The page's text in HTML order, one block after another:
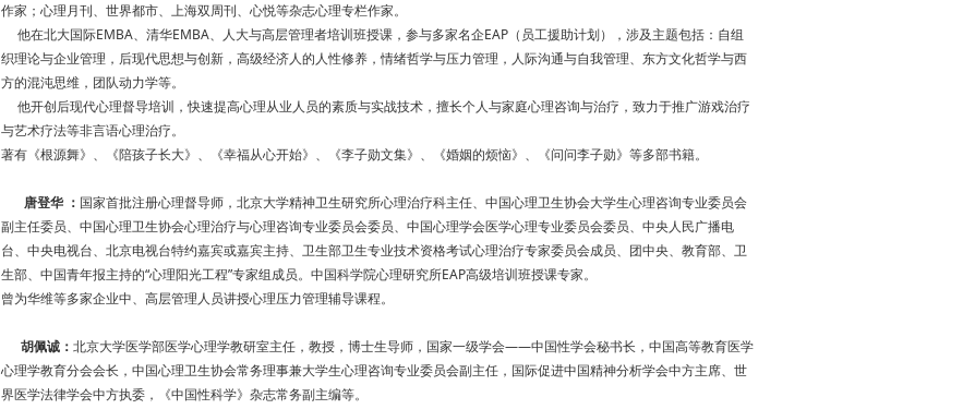
作家；心理月刊、世界都市、上海双周刊、心悦等杂志心理专栏作家。
他在北大国际EMBA、清华EMBA、人大与高层管理者培训班授课，参与多家名企EAP（员工援助计划），涉及主题包括：自组
织理论与企业管理，后现代思想与创新，高级经济人的人性修养，情绪哲学与压力管理，人际沟通与自我管理、东方文化哲学与西
方的混沌思维，团队动力学等。
他开创后现代心理督导培训，快速提高心理从业人员的素质与实战技术，擅长个人与家庭心理咨询与治疗，致力于推广游戏治疗
与艺术疗法等非言语心理治疗。
著有《根源舞》、《陪孩子长大》、《幸福从心开始》、《李子勋文集》、《婚姻的烦恼》、《问问李子勋》等多部书籍。
唐登华 ： 国家首批注册心理督导师，北京大学精神卫生研究所心理治疗科主任、中国心理卫生协会大学生心理咨询专业委员会
副主任委员、中国心理卫生协会心理治疗与心理咨询专业委员会委员、中国心理学会医学心理专业委员会委员、中央人民广播电
台、中央电视台、北京电视台特约嘉宾或嘉宾主持、卫生部卫生专业技术资格考试心理治疗专家委员会成员、团中央、教育部、卫
生部、中国青年报主持的“心理阳光工程”专家组成员。中国科学院心理研究所EAP高级培训班授课专家。
曾为华维等多家企业中、高层管理人员讲授心理压力管理辅导课程。
胡佩诚： 北京大学医学部医学心理学教研室主任，教授，博士生导师，国家一级学会——中国性学会秘书长，中国高等教育医学
心理学教育分会会长，中国心理卫生协会常务理事兼大学生心理咨询专业委员会副主任，国际促进中国精神分析学会中方主席、世
界医学法律学会中方执委，《中国性科学》杂志常务副主编等。